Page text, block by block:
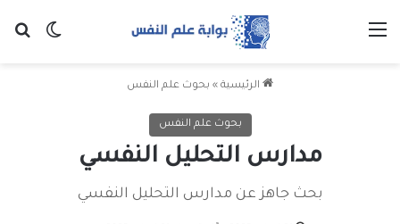
الرئيسية » بحوث علم النفس
بحوث علم النفس
مدارس التحليل النفسي
بحث جاهز عن مدارس التحليل النفسي